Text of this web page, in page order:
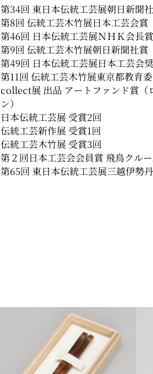
第34回 東日本伝統工芸展朝日新聞
第8回 伝統工芸木竹展日本工芸会賞
第46回 日本伝統工芸展ＮＨＫ会長賞
第9回 伝統工芸木竹展朝日新聞社賞
第49回 日本伝統工芸展日本工芸会
第11回 伝統工芸木竹展東京都教育
collect展 出品 アートファンド賞（
ン）
日本伝統工芸展 受賞2回
伝統工芸新作展 受賞1回
伝統工芸木竹展 受賞3回
第２回日本工芸会会員賞 飛鳥クル
第65回 東日本伝統工芸展三越伊勢